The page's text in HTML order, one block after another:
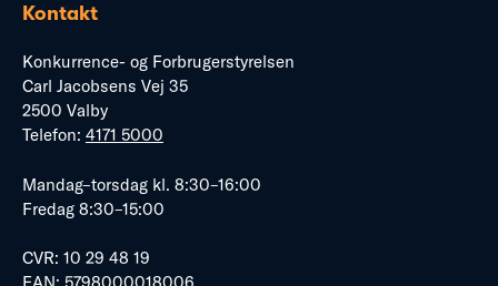
Kontakt
Konkurrence- og Forbrugerstyrelsen
Carl Jacobsens Vej 35
2500 Valby
Telefon: 4171 5000
Mandag–torsdag kl. 8:30–16:00
Fredag 8:30–15:00
CVR: 10 29 48 19